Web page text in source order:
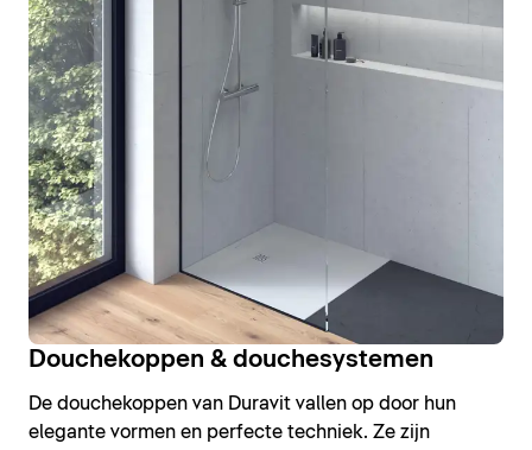
Douchekoppen & douchesystemen
De douchekoppen van Duravit vallen op door hun
elegante vormen en perfecte techniek. Ze zijn